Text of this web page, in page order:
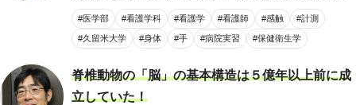
#医学部 #看護学科 #看護学 #看護師 #感触 #計測
#久留米大学 #身体 #手 #病院実習 #保健衛生学
脊椎動物の「脳」の基本構造は５億年以上前に成
立していた！